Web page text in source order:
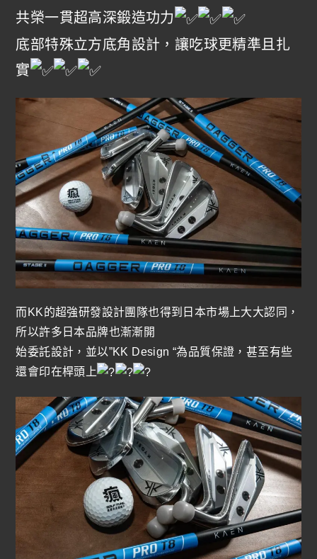
共榮一貫超高深鍛造功力
底部特殊立方底角設計，讓吃球更精準且扎
實
而KK的超強研發設計團隊也得到日本市場上大大認同，
所以許多日本品牌也漸漸開
始委託設計，並以”KK Design “為品質保證，甚至有些
還會印在桿頭上